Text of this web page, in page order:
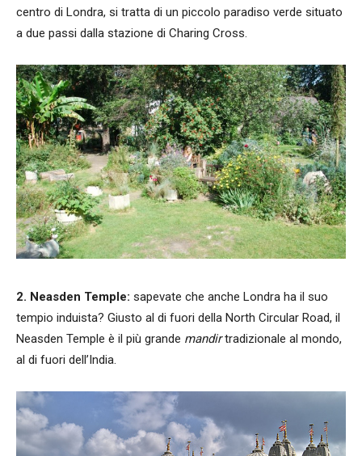
centro di Londra, si tratta di un piccolo paradiso verde situato
a due passi dalla stazione di Charing Cross.
2. Neasden Temple: sapevate che anche Londra ha il suo
tempio induista? Giusto al di fuori della North Circular Road, il
Neasden Temple è il più grande mandirtradizionale al mondo,
al di fuori dell’India.